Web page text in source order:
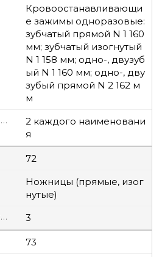
Кровоостанавливающи
е зажимы одноразовые:
зубчатый прямой N 1 160
мм; зубчатый изогнутый
N 1 158 мм; одно-, двузуб
ый N 1 160 мм; одно-, дву
зубый прямой N 2 162 м
м
2 каждого наименовани
я
Требуемое количество, шт
72
Ножницы (прямые, изог
нутые)
3
Требуемое количество, шт
73